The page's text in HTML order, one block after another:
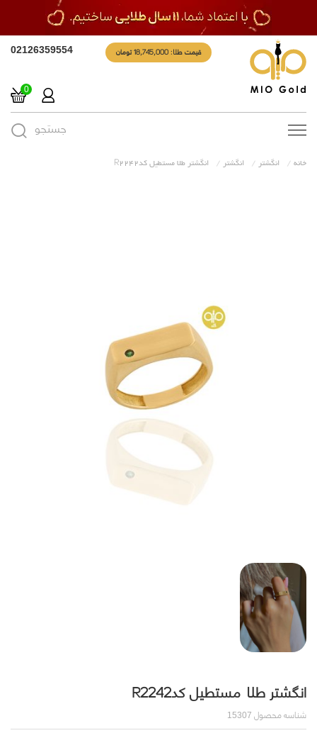
قیمت طلا: 18,745,000 تومان 02126359554
0
Toggle جستجو
خانه انگشتر انگشتر انگشتر طلا مستطیل کدR2242
انگشتر طلا مستطیل کدR2242
شناسه محصول